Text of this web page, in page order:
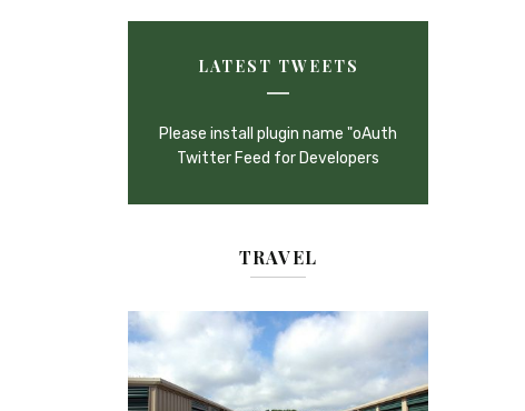
LATEST TWEETS
Please install plugin name "oAuth
Twitter Feed for Developers
TRAVEL